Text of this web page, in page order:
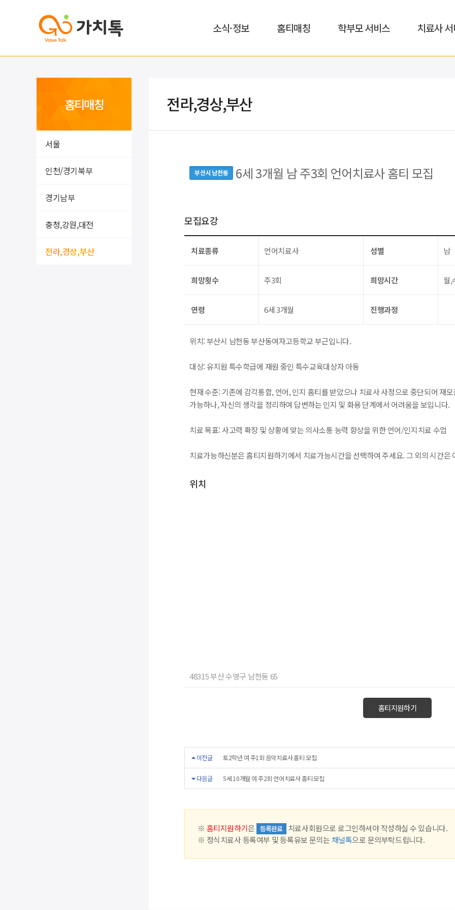
소식·정보 홈티매칭 학부모 서비스 치료사
홈티매칭
서울
인천/경기북부
경기남부
충청,강원,대전
전라,경상,부산
전라,경상,부산
부산시 남천동 6세 3개월 남 주3회 언어치료사 홈티 모집
모집요강
치료종류 언어치료사 성별 남
희망횟수 주3회 희망시간 월,
연령 6세 3개월 진행과정
위치: 부산시 남천동 부산동여자고등학교 부근입니다.
대상: 유치원 특수학급에 재원 중인 특수교육대상자 아동
현재 수준: 기존에 감각통합, 언어, 인지 홈티를 받았으나 치료사 사정으로 중단되어 재
가능하나, 자신의 생각을 정리하여 답변하는 인지 및 화용 단계에서 어려움을 보입니다.
치료 목표: 사고력 확장 및 상황에 맞는 의사소통 능력 향상을 위한 언어/인지치료 수업
치료가능하신분은 홈티지원하기에서 치료가능시간을 선택하여 주세요. 그 외의 시간은
위치
48315 부산 수영구 남천동 65
홈티지원하기
이전글 토2학년 여 주1회 음악치료사 홈티 모집
다음글 5세 10개월 여 주2회 언어치료사 홈티 모집
※ 홈티지원하기은 등록완료
치료사회원으로 로그인하셔야 작성하실 수 있습니다.
※ 정식치료사 등록여부 및 등록유보 문의는 채널톡으로 문의부탁드립니다.